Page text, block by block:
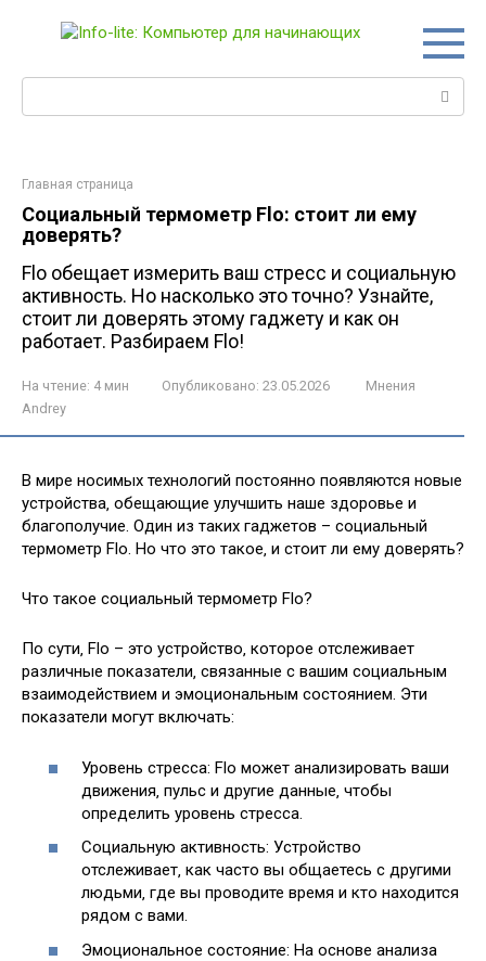
Главная страница
Социальный термометр Flo: стоит ли ему
доверять?
Flo обещает измерить ваш стресс и социальную
активность. Но насколько это точно? Узнайте,
стоит ли доверять этому гаджету и как он
работает. Разбираем Flo!
На чтение: 4 мин Опубликовано: 23.05.2026
Мнения
Andrey
В мире носимых технологий постоянно появляются новые
устройства‚ обещающие улучшить наше здоровье и
благополучие. Один из таких гаджетов – социальный
термометр Flo. Но что это такое‚ и стоит ли ему доверять?
Что такое социальный термометр Flo?
По сути‚ Flo – это устройство‚ которое отслеживает
различные показатели‚ связанные с вашим социальным
взаимодействием и эмоциональным состоянием. Эти
показатели могут включать:
Уровень стресса: Flo может анализировать ваши
движения‚ пульс и другие данные‚ чтобы
определить уровень стресса.
Социальную активность: Устройство
отслеживает‚ как часто вы общаетесь с другими
людьми‚ где вы проводите время и кто находится
рядом с вами.
Эмоциональное состояние: На основе анализа